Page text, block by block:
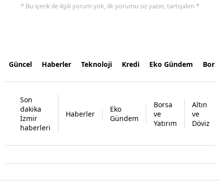
* Bu içerik ile ilgili yorum yok, ilk yorumu siz yazın, tartışalım *
Güncel Haberler Teknoloji Kredi Eko Gündem
Son
dakika
İzmir
haberleri
Haberler
Eko
Gündem
Borsa
ve
Yatırım
Altın
ve
Döviz